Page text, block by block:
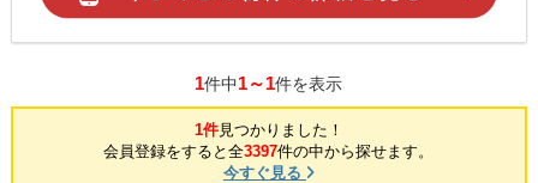
1件中1～1件を表示
1件見つかりました！
会員登録をすると全3397件の中から探せます。
今すぐ見る